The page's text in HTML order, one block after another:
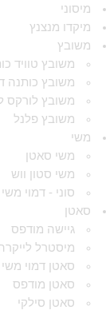
מיסוני
מיקדו מנצנץ
משובץ
משובץ טוויד
משובץ כותנה
משובץ לורקס
משובץ פלנל
משי
משי סאטן
משי סטון ווש
סוני - דמוי משי
סאטן
גיישה מודפס
מיסטרל
סאטן דמוי משי
סאטן מודפס
סאטן סילקי